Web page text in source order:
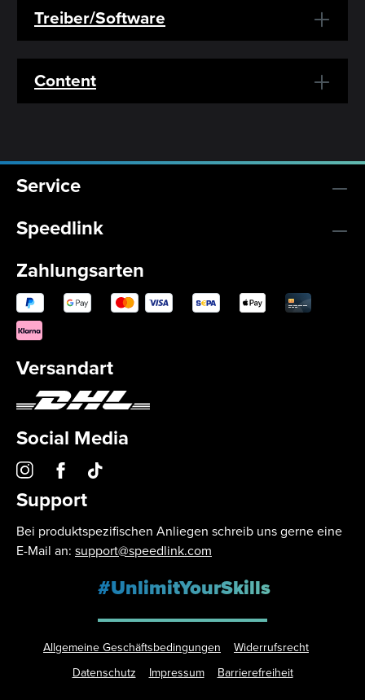
Treiber/Software
Content
Service
Speedlink
Zahlungsarten
Versandart
Social Media
Support
Bei produktspezifischen Anliegen schreib uns gerne eine
E-Mail an: support@speedlink.com
#UnlimitYourSkills
Allgemeine Geschäftsbedingungen
Widerrufsrecht
Datenschutz
Impressum Barrierefreiheit